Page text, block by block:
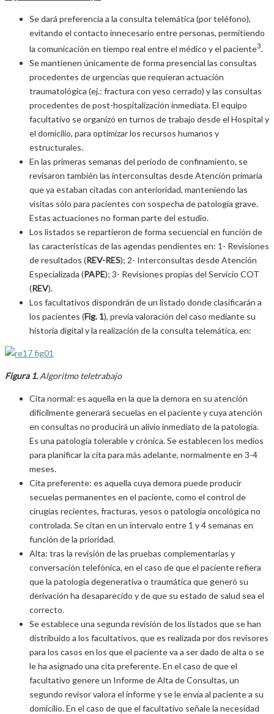
Se dará preferencia a la consulta telemática (por teléfono),
evitando el contacto innecesario entre personas, permitiendo
la comunicación en tiempo real entre el médico y el paciente3.
Se mantienen únicamente de forma presencial las consultas
procedentes de urgencias que requieran actuación
traumatológica (ej.: fractura con yeso cerrado) y las consultas
procedentes de post-hospitalización inmediata. El equipo
facultativo se organizó en turnos de trabajo desde el Hospital y
el domicilio, para optimizar los recursos humanos y
estructurales.
En las primeras semanas del periodo de confinamiento, se
revisaron también las interconsultas desde Atención primaria
que ya estaban citadas con anterioridad, manteniendo las
visitas sólo para pacientes con sospecha de patología grave.
Estas actuaciones no forman parte del estudio.
Los listados se repartieron de forma secuencial en función de
las características de las agendas pendientes en: 1- Revisiones
de resultados (REV-RES); 2- Interconsultas desde Atención
Especializada (PAPE); 3- Revisiones propias del Servicio COT
(REV).
Los facultativos dispondrán de un listado donde clasificarán a
los pacientes (Fig. 1), previa valoración del caso mediante su
historia digital y la realización de la consulta telemática, en:
Figura 1. Algoritmo teletrabajo
Cita normal: es aquella en la que la demora en su atención
difícilmente generará secuelas en el paciente y cuya atención
en consultas no producirá un alivio inmediato de la patología.
Es una patología tolerable y crónica. Se establecen los medios
para planificar la cita para más adelante, normalmente en 3-4
meses.
Cita preferente: es aquella cuya demora puede producir
secuelas permanentes en el paciente, como el control de
cirugías recientes, fracturas, yesos o patología oncológica no
controlada. Se citan en un intervalo entre 1 y 4 semanas en
función de la prioridad.
Alta: tras la revisión de las pruebas complementarias y
conversación telefónica, en el caso de que el paciente refiera
que la patología degenerativa o traumática que generó su
derivación ha desaparecido y de que su estado de salud sea el
correcto.
Se establece una segunda revisión de los listados que se han
distribuido a los facultativos, que es realizada por dos revisores
para los casos en los que el paciente va a ser dado de alta o se
le ha asignado una cita preferente. En el caso de que el
facultativo genere un Informe de Alta de Consultas, un
segundo revisor valora el informe y se le envía al paciente a su
domicilio. En el caso de que el facultativo señale la necesidad